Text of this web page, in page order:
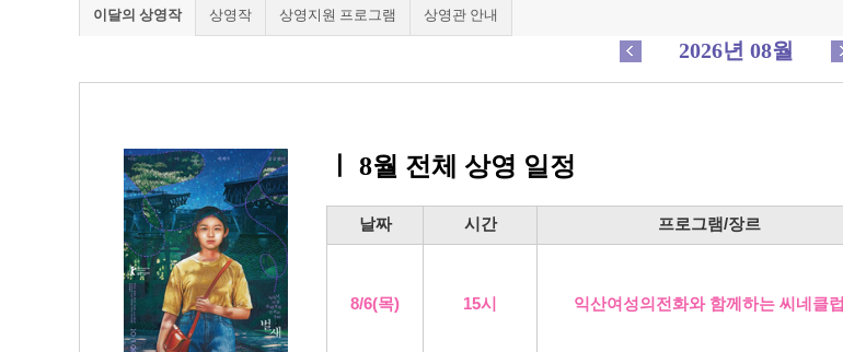
이달의 상영작 상영작 상영지원 프로그램 상영관 안내
2026년 08월
8월 전체 상영 일정
날짜 시간 프로그램/장르
8/6(목) 15시 익산여성의전화와 함께하는 씨네클럽